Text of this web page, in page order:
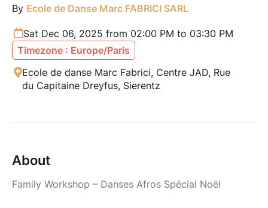
By Ecole de Danse Marc FABRICI SARL
Sat Dec 06, 2025 from 02:00 PM to 03:30 PM
Timezone : Europe/Paris
Ecole de danse Marc Fabrici, Centre JAD, Rue
du Capitaine Dreyfus, Sierentz
About
Family Workshop – Danses Afros Spécial Noël